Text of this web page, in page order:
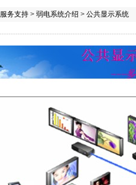
服务支持> 弱电系统介绍 > 公共显示系统